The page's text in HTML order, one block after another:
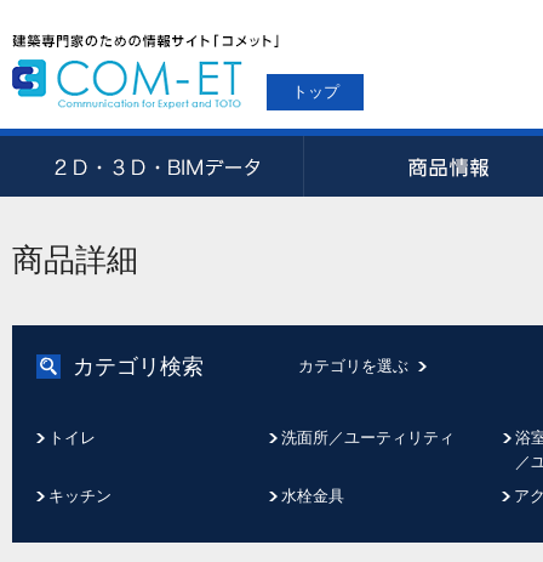
トップ
商品詳細
カテゴリ検索 カテゴリを選ぶ
トイレ 洗面所／ユーティリティ
浴
／
キッチン
水栓金具 ア